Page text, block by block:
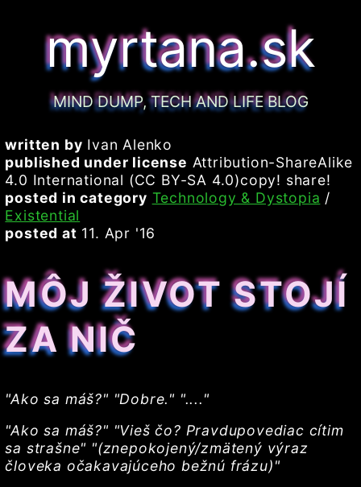
myrtana.sk
MIND DUMP, TECH AND LIFE BLOG
written by Ivan Alenko
published under license Attribution-ShareAlike
4.0 International (CC BY-SA 4.0)copy! share!
posted in category Technology & Dystopia /
Existential
posted at 11. Apr '16
MÔJ ŽIVOT STOJÍ
ZA NIČ
"Ako sa máš?" "Dobre." "...."
"Ako sa máš?" "Vieš čo? Pravdupovediac cítim
sa strašne" "(znepokojený/zmätený výraz
človeka očakavajúceho bežnú frázu)"